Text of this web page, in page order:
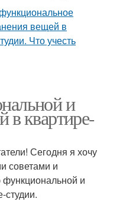
и
в квартире-
Сегодня я хочу
советами и
и
студии.